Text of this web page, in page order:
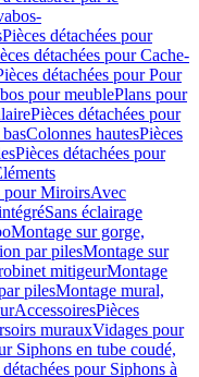
Pièces détachées pour
détachées pour Cache-
détachées pour Pour
pour meublePlans pour
Pièces détachées pour
Colonnes hautesPièces
Pièces détachées pour
pour MiroirsAvec
Sans éclairage
Montage sur gorge,
par pilesMontage sur
mitigeurMontage
pilesMontage mural,
AccessoiresPièces
murauxVidages pour
Siphons en tube coudé,
détachées pour Siphons à